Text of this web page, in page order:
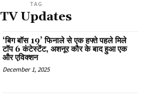
TAG
TV Updates
‘बिग बॉस 19’ फिनाले से एक हफ्ते पहले मिले
टॉप 6 कंटेस्टेंट, अशनूर कौर के बाद हुआ एक
और एविक्शन
December 1, 2025